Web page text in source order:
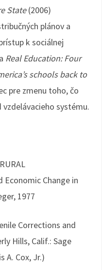
State(2006)
plánov a
k sociálnej
Real Education: Four
schools back to
pre zmenu toho, čo
systému.
Economic Change in
1977
Corrections and
Hills, Calif.: Sage
A. Cox, Jr.)